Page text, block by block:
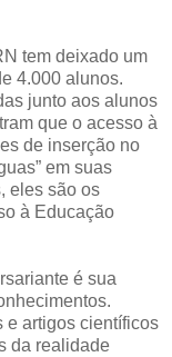
tem deixado um
4.000 alunos.
junto aos alunos
que o acesso à
de inserção no
em suas
eles são os
à Educação
é sua
e artigos científicos
da realidade